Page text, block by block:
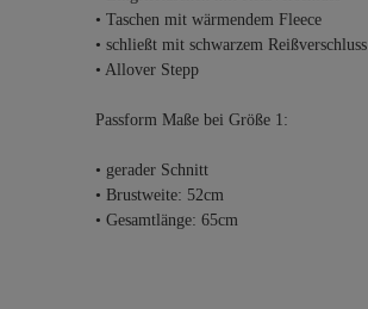
• Taschen mit wärmendem Fleece
• schließt mit schwarzem Reißverschluss
• Allover Stepp
Passform Maße bei Größe 1:
• gerader Schnitt
• Brustweite: 52cm
• Gesamtlänge: 65cm